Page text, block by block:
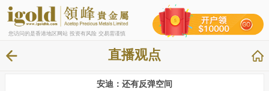
您访问的是香港地区网站 投资有风险 交易需谨慎
直播观点
安迪：还有反弹空间